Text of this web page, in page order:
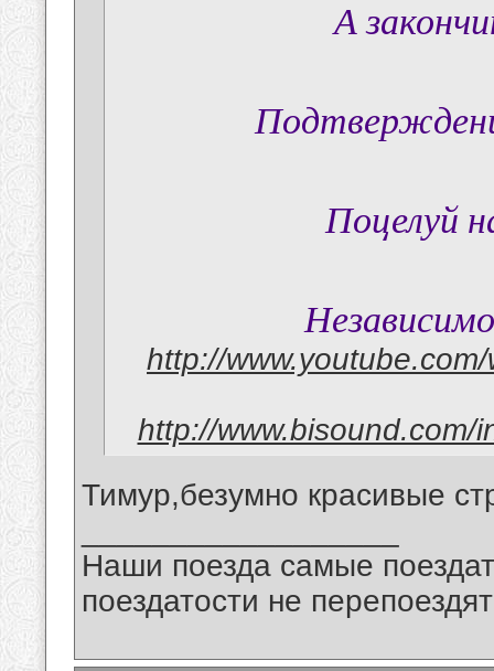
А
Поцелуй
http://
http://www.bisound.com/
Тимур,безумно красивые
Наши поезда самые
поездатости не